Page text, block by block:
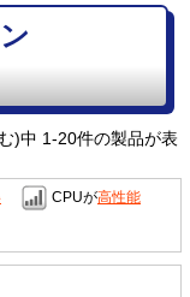
)中 1-20件の製品が表
CPUが高性能